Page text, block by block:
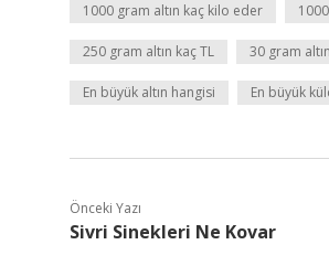
1000 gram altın kaç kilo eder
250 gram altın kaç TL 30 gram
En büyük altın hangisi En büyük
Önceki Yazı
Sivri Sinekleri Ne Kovar